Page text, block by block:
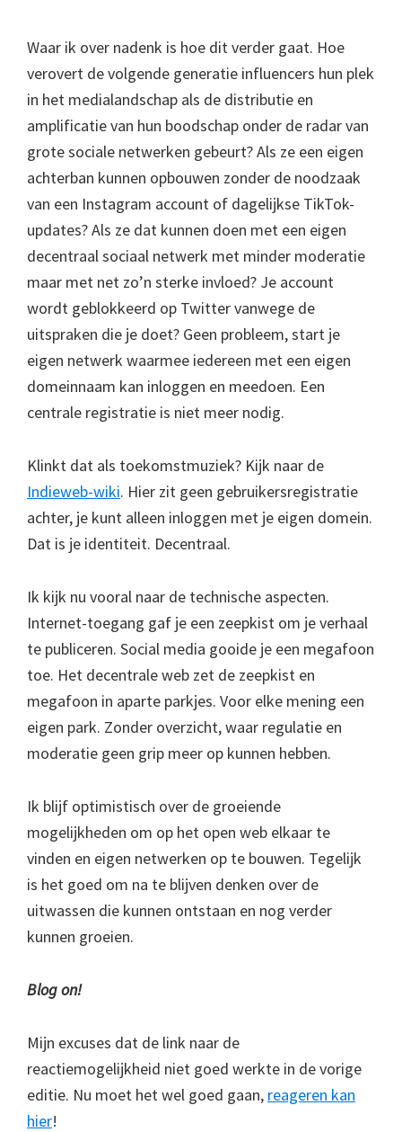
Waar ik over nadenk is hoe dit verder gaat. Hoe
verovert de volgende generatie influencers hun plek
in het medialandschap als de distributie en
amplificatie van hun boodschap onder de radar van
grote sociale netwerken gebeurt? Als ze een eigen
achterban kunnen opbouwen zonder de noodzaak
van een Instagram account of dagelijkse TikTok-
updates? Als ze dat kunnen doen met een eigen
decentraal sociaal netwerk met minder moderatie
maar met net zo’n sterke invloed? Je account
wordt geblokkeerd op Twitter vanwege de
uitspraken die je doet? Geen probleem, start je
eigen netwerk waarmee iedereen met een eigen
domeinnaam kan inloggen en meedoen. Een
centrale registratie is niet meer nodig.
Klinkt dat als toekomstmuziek? Kijk naar de
Indieweb-wiki. Hier zit geen gebruikersregistratie
achter, je kunt alleen inloggen met je eigen domein.
Dat is je identiteit. Decentraal.
Ik kijk nu vooral naar de technische aspecten.
Internet-toegang gaf je een zeepkist om je verhaal
te publiceren. Social media gooide je een megafoon
toe. Het decentrale web zet de zeepkist en
megafoon in aparte parkjes. Voor elke mening een
eigen park. Zonder overzicht, waar regulatie en
moderatie geen grip meer op kunnen hebben.
Ik blijf optimistisch over de groeiende
mogelijkheden om op het open web elkaar te
vinden en eigen netwerken op te bouwen. Tegelijk
is het goed om na te blijven denken over de
uitwassen die kunnen ontstaan en nog verder
kunnen groeien.
Blog on!
Mijn excuses dat de link naar de
reactiemogelijkheid niet goed werkte in de vorige
editie. Nu moet het wel goed gaan, reageren kan
hier!